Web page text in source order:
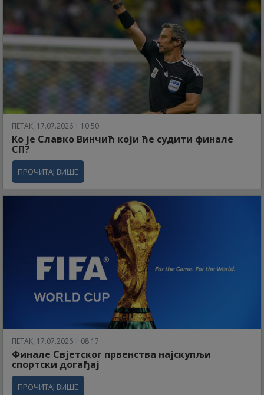
ПЕТАК, 17.07.2026 | 10:50
Ко је Славко Винчић који ће судити финале
СП?
ПРОЧИТАЈ ВИШЕ
ПЕТАК, 17.07.2026 | 08:17
Финале Свјетског првенства најскупљи
спортски догађај
ПРОЧИТАЈ ВИШЕ